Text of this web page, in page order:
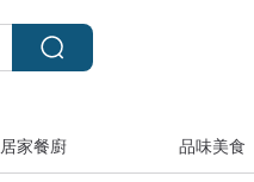
居家餐廚 品味美食